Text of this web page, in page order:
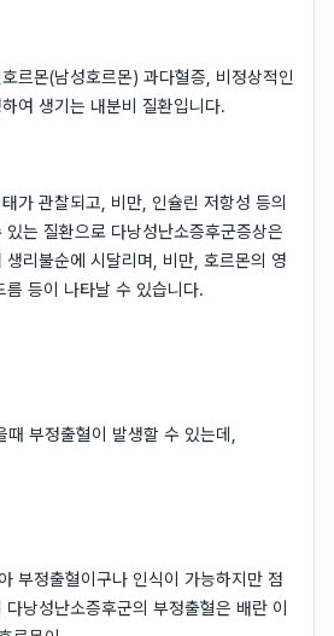
르몬(남성호르몬) 과다혈증, 비정상적인
여 생기는 내분비 질환입니다.
가 관찰되고, 비만, 인슐린 저항성 등의
는 질환으로 다낭성난소증후군증상은
리불순에 시달리며, 비만, 호르몬의 영
등이 나타날 수 있습니다.
부정출혈이 발생할 수 있는데,
부정출혈이구나 인식이 가능하지만 점
낭성난소증후군의 부정출혈은 배란 이